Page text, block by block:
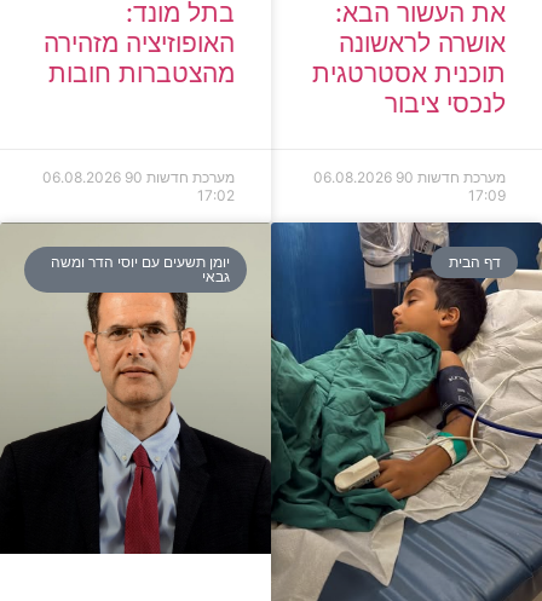
את העשור הבא:
אושרה לראשונה
תוכנית אסטרטגית
לנכסי ציבור
מערכת חדשות 90
06.08.2026
17:09
בתל מונד:
האופוזיציה מזהירה
מהצטברות חובות
מערכת חדשות 90
06.08.2026
17:02
דף הבית
יומן תשעים עם יוסי הדר ומשה
גבאי